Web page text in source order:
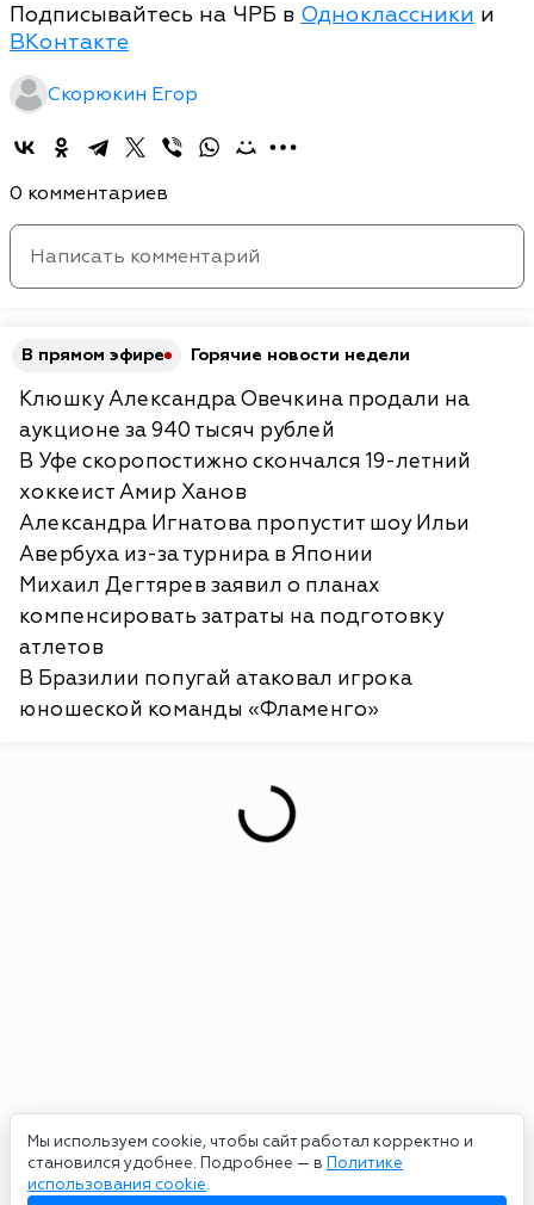
Мы используем cookie, чтобы сайт работал корректно и
становился удобнее. Подробнее — в Политике
использования cookie.
Подписывайтесь на ЧРБ в Одноклассники и
ВКонтакте
Скорюкин Егор
0 комментариев
В прямом эфире Горячие новости недели
Клюшку Александра Овечкина продали на
аукционе за 940 тысяч рублей
В Уфе скоропостижно скончался 19-летний
хоккеист Амир Ханов
Александра Игнатова пропустит шоу Ильи
Авербуха из-за турнира в Японии
Михаил Дегтярев заявил о планах
компенсировать затраты на подготовку
атлетов
В Бразилии попугай атаковал игрока
юношеской команды «Фламенго»